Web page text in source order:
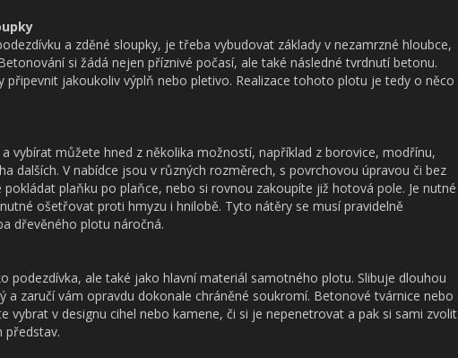
a zděné sloupky, je třeba vybudovat základy v nezamrzné hloubce,
si žádá nejen příznivé počasí, ale také následné tvrdnutí betonu.
připevnit jakoukoliv výplň nebo pletivo. Realizace tohoto plotu je tedy o něco
vybírat můžete hned z několika možností, například z borovice, modřínu,
dalších. V nabídce jsou v různých rozměrech, s povrchovou úpravou či bez
plaňku po plaňce, nebo si rovnou zakoupíte již hotová pole. Je nutné
ošetřovat proti hmyzu i hnilobě. Tyto nátěry se musí pravidelně
dřevěného plotu náročná.
podezdívka, ale také jako hlavní materiál samotného plotu. Slibuje dlouhou
a zaručí vám opravdu dokonale chráněné soukromí. Betonové tvárnice nebo
vybrat v designu cihel nebo kamene, či si je nepenetrovat a pak si sami zvolit
představ.